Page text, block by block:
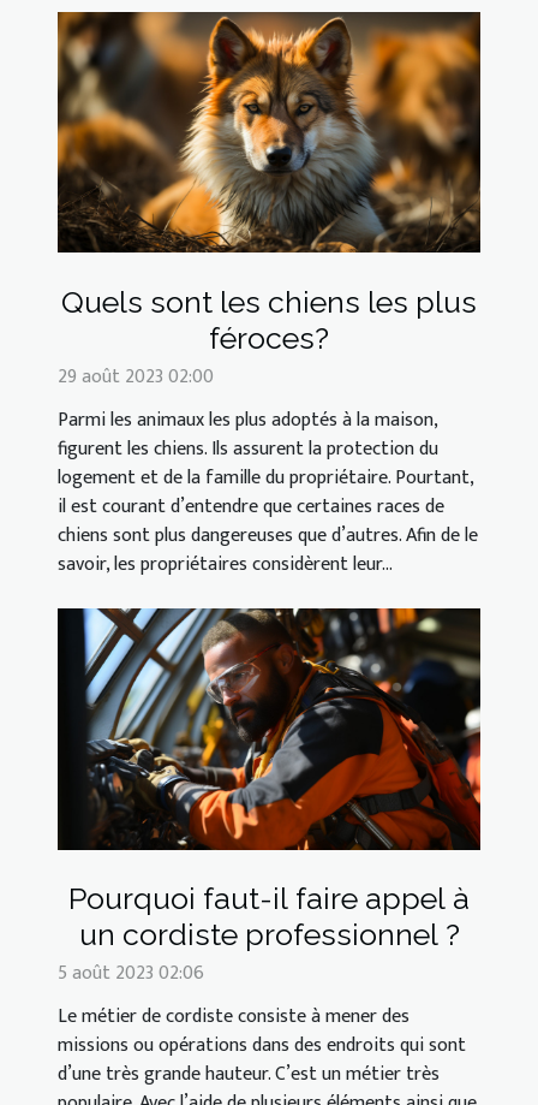
Quels sont les chiens les plus
féroces?
29 août 2023 02:00
Parmi les animaux les plus adoptés à la maison,
figurent les chiens. Ils assurent la protection du
logement et de la famille du propriétaire. Pourtant,
il est courant d’entendre que certaines races de
chiens sont plus dangereuses que d’autres. Afin de le
savoir, les propriétaires considèrent leur...
Pourquoi faut-il faire appel à
un cordiste professionnel ?
5 août 2023 02:06
Le métier de cordiste consiste à mener des
missions ou opérations dans des endroits qui sont
d’une très grande hauteur. C’est un métier très